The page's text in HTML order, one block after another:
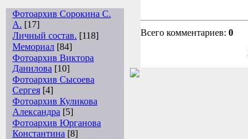
Фотоархив Сорокина С.
А. [17]
Личный состав. [118]
Мемориал [84]
Фотоархив Виктора
Данилова [10]
Фотоархив Сысоева
Сергея [4]
Фотоархив Куликова
Александра [5]
Фотоархив Юрганова
Константина [8]
Всего комментариев: 0